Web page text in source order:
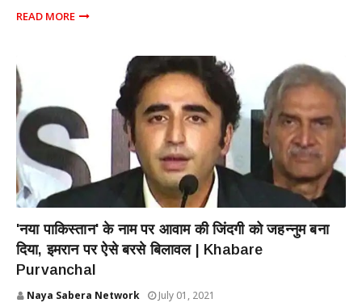
READ MORE
'नया पाकिस्तान' के नाम पर आवाम की जिंदगी को जहन्नुम बना
दिया, इमरान पर ऐसे बरसे बिलावल | Khabare
Purvanchal
Naya Sabera Network July 01, 2021